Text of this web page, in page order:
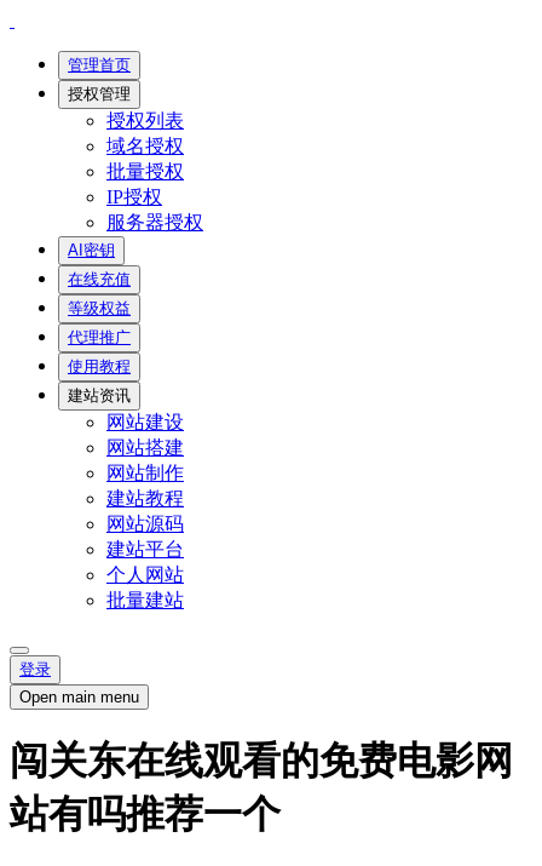
管理首页
授权管理
授权列表
域名授权
批量授权
IP授权
服务器授权
AI密钥
在线充值
等级权益
代理推广
使用教程
建站资讯
网站建设
网站搭建
网站制作
建站教程
网站源码
建站平台
个人网站
批量建站
登录
Open main menu
闯关东在线观看的免费电影网
站有吗推荐一个